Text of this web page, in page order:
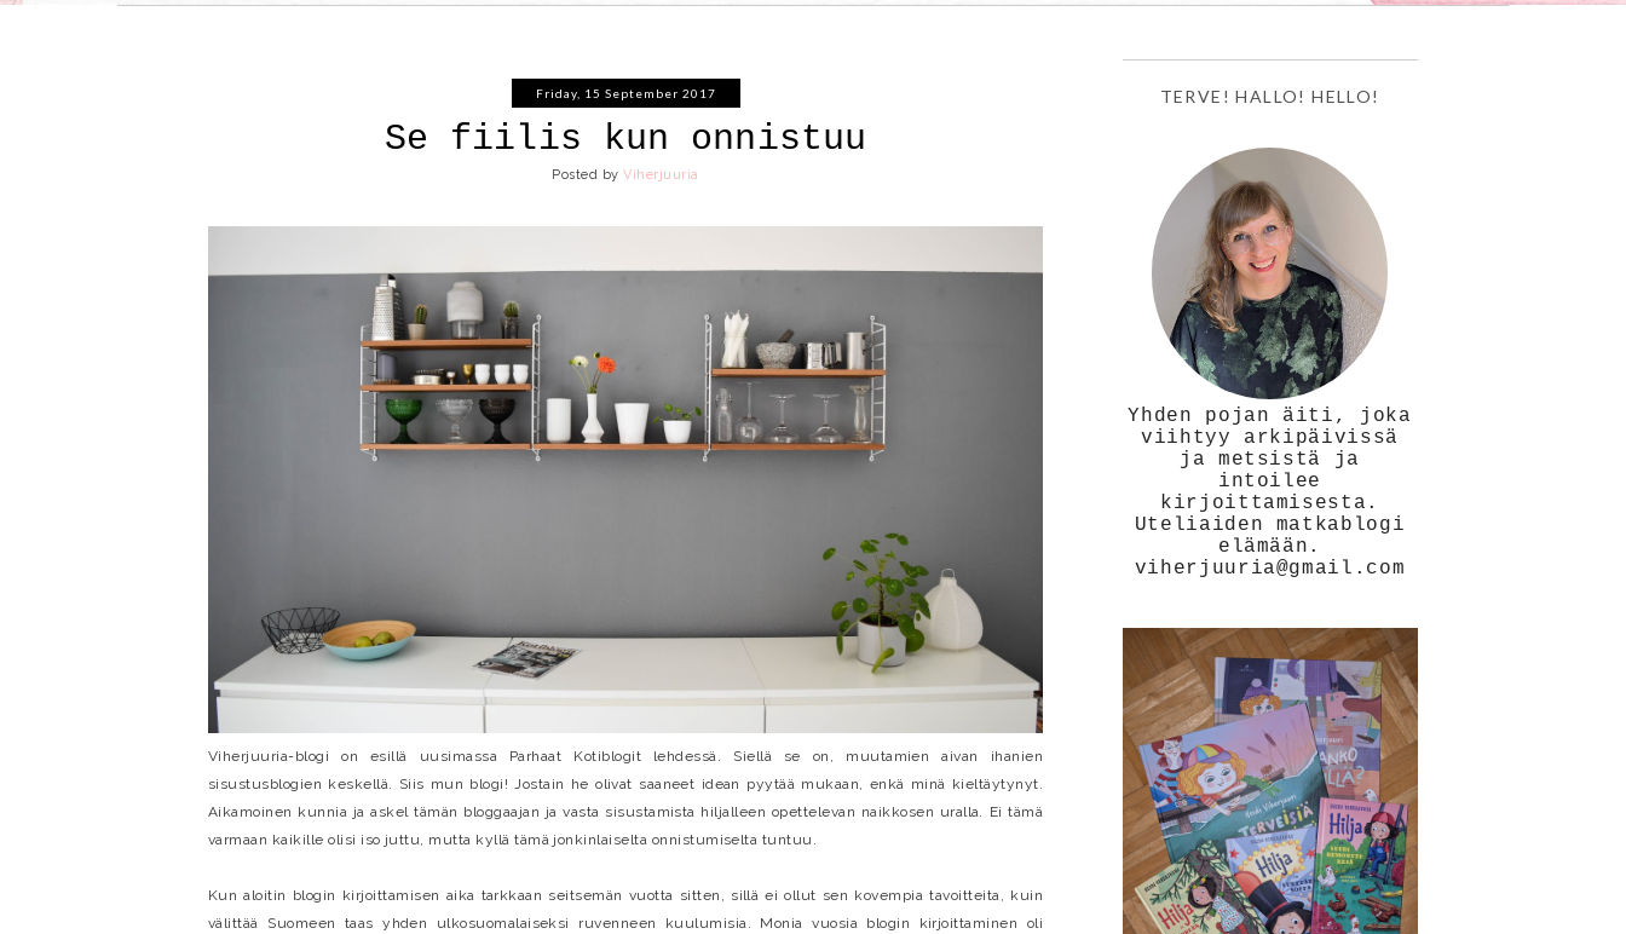
Friday, 15 September 2017
Se fiilis kun onnistuu
Posted byViherjuuria
Viherjuuria-blogi on esillä uusimassa Parhaat Kotiblogit lehdessä. Siellä se on, muutamien aivan ihanien
sisustusblogien keskellä. Siis mun blogi! Jostain he olivat saaneet idean pyytää mukaan, enkä minä kieltäytynyt.
Aikamoinen kunnia ja askel tämän bloggaajan ja vasta sisustamista hiljalleen opettelevan naikkosen uralla. Ei tämä
varmaan kaikille olisi iso juttu, mutta kyllä tämä jonkinlaiselta onnistumiselta tuntuu.
Kun aloitin blogin kirjoittamisen aika tarkkaan seitsemän vuotta sitten, sillä ei ollut sen kovempia tavoitteita, kuin
välittää Suomeen taas yhden ulkosuomalaiseksi ruvenneen kuulumisia. Monia vuosia blogin kirjoittaminen oli
TERVE! HALLO! HELLO!
Yhden pojan äiti, joka
viihtyy arkipäivissä
ja metsistä ja
intoilee
kirjoittamisesta.
Uteliaiden matkablogi
elämään.
viherjuuria@gmail.com